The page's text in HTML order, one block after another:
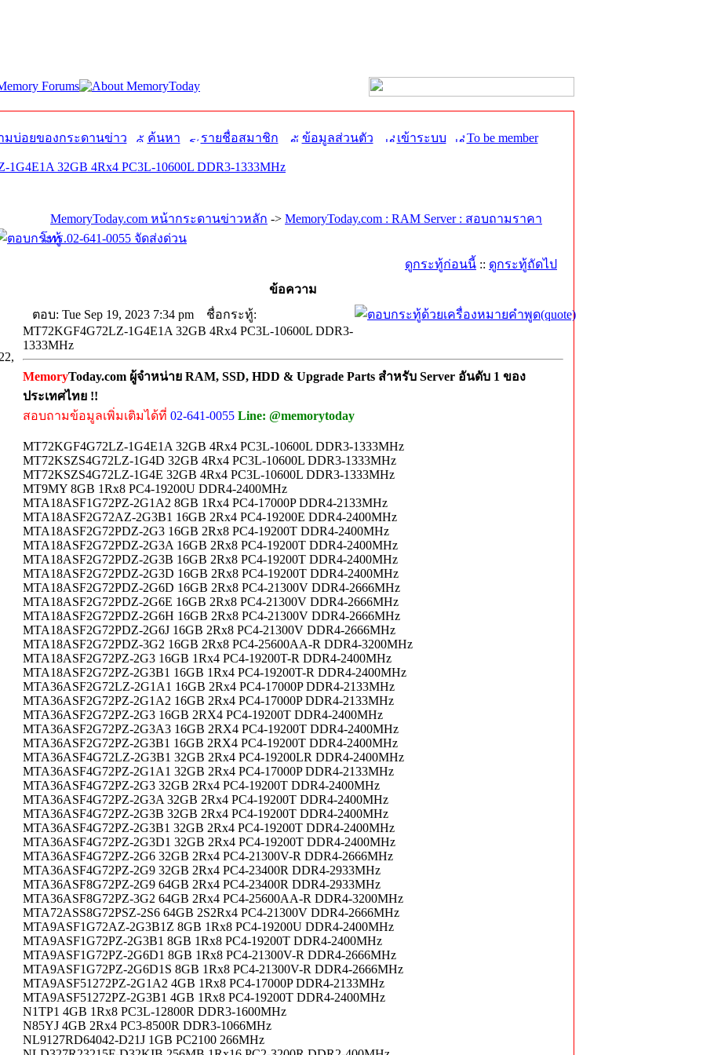
มบ่อยของกระดานข่าว ค้นหา รายชื่อสมาชิก ข้อมูลส่วนตัว เข้าระบบ To be member
1G4E1A 32GB 4Rx4 PC3L-10600L DDR3-1333MHz
MemoryToday.com หน้ากระดานข่าวหลัก -> MemoryToday.com : RAM Server : สอบถามราคา
โทร.02-641-0055 จัดส่งด่วน
ดูกระทู้ก่อนนี้ :: ดูกระทู้ถัดไป
ข้อความ
ตอบ: Tue Sep 19, 2023 7:34 pm
ชื่อกระทู้:
MT72KGF4G72LZ-1G4E1A 32GB 4Rx4 PC3L-10600L DDR3-
1333MHz
MemoryToday.com ผู้จำหน่าย RAM, SSD, HDD & Upgrade Parts สำหรับ Server อันดับ 1 ของ
ประเทศไทย !!
สอบถามข้อมูลเพิ่มเติมได้ที่ 02-641-0055 Line: @memorytoday
MT72KGF4G72LZ-1G4E1A 32GB 4Rx4 PC3L-10600L DDR3-1333MHz
MT72KSZS4G72LZ-1G4D 32GB 4Rx4 PC3L-10600L DDR3-1333MHz
MT72KSZS4G72LZ-1G4E 32GB 4Rx4 PC3L-10600L DDR3-1333MHz
MT9MY 8GB 1Rx8 PC4-19200U DDR4-2400MHz
MTA18ASF1G72PZ-2G1A2 8GB 1Rx4 PC4-17000P DDR4-2133MHz
MTA18ASF2G72AZ-2G3B1 16GB 2Rx4 PC4-19200E DDR4-2400MHz
MTA18ASF2G72PDZ-2G3 16GB 2Rx8 PC4-19200T DDR4-2400MHz
MTA18ASF2G72PDZ-2G3A 16GB 2Rx8 PC4-19200T DDR4-2400MHz
MTA18ASF2G72PDZ-2G3B 16GB 2Rx8 PC4-19200T DDR4-2400MHz
MTA18ASF2G72PDZ-2G3D 16GB 2Rx8 PC4-19200T DDR4-2400MHz
MTA18ASF2G72PDZ-2G6D 16GB 2Rx8 PC4-21300V DDR4-2666MHz
MTA18ASF2G72PDZ-2G6E 16GB 2Rx8 PC4-21300V DDR4-2666MHz
MTA18ASF2G72PDZ-2G6H 16GB 2Rx8 PC4-21300V DDR4-2666MHz
MTA18ASF2G72PDZ-2G6J 16GB 2Rx8 PC4-21300V DDR4-2666MHz
MTA18ASF2G72PDZ-3G2 16GB 2Rx8 PC4-25600AA-R DDR4-3200MHz
MTA18ASF2G72PZ-2G3 16GB 1Rx4 PC4-19200T-R DDR4-2400MHz
MTA18ASF2G72PZ-2G3B1 16GB 1Rx4 PC4-19200T-R DDR4-2400MHz
MTA36ASF2G72LZ-2G1A1 16GB 2Rx4 PC4-17000P DDR4-2133MHz
MTA36ASF2G72PZ-2G1A2 16GB 2Rx4 PC4-17000P DDR4-2133MHz
MTA36ASF2G72PZ-2G3 16GB 2RX4 PC4-19200T DDR4-2400MHz
MTA36ASF2G72PZ-2G3A3 16GB 2RX4 PC4-19200T DDR4-2400MHz
MTA36ASF2G72PZ-2G3B1 16GB 2RX4 PC4-19200T DDR4-2400MHz
MTA36ASF4G72LZ-2G3B1 32GB 2Rx4 PC4-19200LR DDR4-2400MHz
MTA36ASF4G72PZ-2G1A1 32GB 2Rx4 PC4-17000P DDR4-2133MHz
MTA36ASF4G72PZ-2G3 32GB 2Rx4 PC4-19200T DDR4-2400MHz
MTA36ASF4G72PZ-2G3A 32GB 2Rx4 PC4-19200T DDR4-2400MHz
MTA36ASF4G72PZ-2G3B 32GB 2Rx4 PC4-19200T DDR4-2400MHz
MTA36ASF4G72PZ-2G3B1 32GB 2Rx4 PC4-19200T DDR4-2400MHz
MTA36ASF4G72PZ-2G3D1 32GB 2Rx4 PC4-19200T DDR4-2400MHz
MTA36ASF4G72PZ-2G6 32GB 2Rx4 PC4-21300V-R DDR4-2666MHz
MTA36ASF4G72PZ-2G9 32GB 2Rx4 PC4-23400R DDR4-2933MHz
MTA36ASF8G72PZ-2G9 64GB 2Rx4 PC4-23400R DDR4-2933MHz
MTA36ASF8G72PZ-3G2 64GB 2Rx4 PC4-25600AA-R DDR4-3200MHz
MTA72ASS8G72PSZ-2S6 64GB 2S2Rx4 PC4-21300V DDR4-2666MHz
MTA9ASF1G72AZ-2G3B1Z 8GB 1Rx8 PC4-19200U DDR4-2400MHz
MTA9ASF1G72PZ-2G3B1 8GB 1Rx8 PC4-19200T DDR4-2400MHz
MTA9ASF1G72PZ-2G6D1 8GB 1Rx8 PC4-21300V-R DDR4-2666MHz
MTA9ASF1G72PZ-2G6D1S 8GB 1Rx8 PC4-21300V-R DDR4-2666MHz
MTA9ASF51272PZ-2G1A2 4GB 1Rx8 PC4-17000P DDR4-2133MHz
MTA9ASF51272PZ-2G3B1 4GB 1Rx8 PC4-19200T DDR4-2400MHz
N1TP1 4GB 1Rx8 PC3L-12800R DDR3-1600MHz
N85YJ 4GB 2Rx4 PC3-8500R DDR3-1066MHz
NL9127RD64042-D21J 1GB PC2100 266MHz